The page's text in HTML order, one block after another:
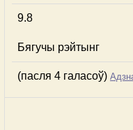
9.8
Бягучы рэйтынг
(пасля 4 галасоў)